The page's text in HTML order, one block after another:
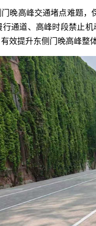
晚高峰交通堵点难题
通道、高峰时段禁止
效提升东侧门晚高峰整